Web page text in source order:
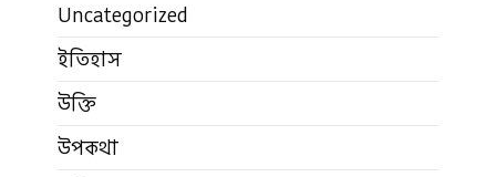
Uncategorized
ইতিহাস
উক্তি
উপকথা